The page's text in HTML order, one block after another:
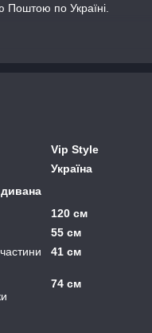
Поштою по Україні.
Vip Style
Україна
дивана
120 см
55 см
41 см
74 см